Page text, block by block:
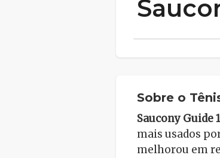
Sobre o
Saucony Guide
mais usados
melhorou em